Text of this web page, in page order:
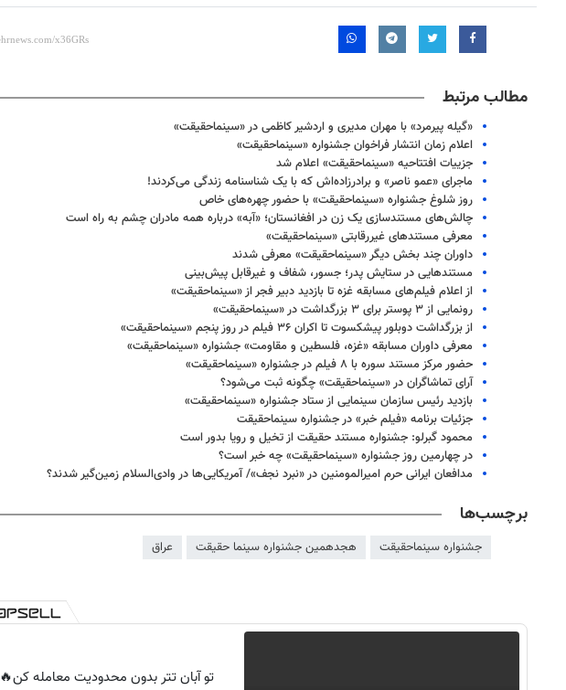
مطالب مرتبط
«گیله پیرمرد» با مهران مدیری و اردشیر کاظمی در «سینماحقیقت»
اعلام زمان انتشار فراخوان جشنواره «سینماحقیقت»
جزییات افتتاحیه «سینماحقیقت» اعلام شد
ماجرای «عمو ناصر» و برادرزاده‌اش که با یک شناسنامه زندگی می‌کردند!
روز شلوغ جشنواره «سینماحقیقت» با حضور چهره‌های خاص
چالش‌های مستندسازی یک زن در افغانستان؛ «آبه» درباره همه مادران چشم به راه است
معرفی مستندهای غیررقابتی «سینماحقیقت»
داوران چند بخش دیگر «سینماحقیقت» معرفی شدند
مستندهایی در ستایش پدر؛ جسور، شفاف و غیرقابل پیش‌بینی
از اعلام فیلم‌های مسابقه غزه تا بازدید دبیر فجر از «سینماحقیقت»
رونمایی از ۳ پوستر برای ۳ بزرگداشت در «سینماحقیقت»
از بزرگداشت دوبلور پیشکسوت تا اکران ۳۶ فیلم در روز پنجم «سینماحقیقت»
معرفی داوران مسابقه «غزه، فلسطین و مقاومت» جشنواره «سینماحقیقت»
حضور مرکز مستند سوره با ۸ فیلم در جشنواره «سینماحقیقت»
آرای تماشاگران در «سینماحقیقت» چگونه ثبت می‌شود؟
بازدید رئیس سازمان سینمایی از ستاد جشنواره «سینماحقیقت»
جزئیات برنامه «فیلم خبر» در جشنواره سینماحقیقت
محمود گبرلو: جشنواره مستند حقیقت از تخیل و رویا بدور است
در چهارمین روز جشنواره «سینماحقیقت» چه خبر است؟
مدافعان ایرانی حرم امیرالمومنین در «نبرد نجف»/ آمریکایی‌ها در وادی‌السلام زمین‌گیر شدند؟
برچسب‌ها
جشنواره سینماحقیقت هجدهمین جشنواره سینما حقیقت عراق
تو آبان تتر بدون محدودیت معامله کن🔥
روزنامه‌های ورزشی چهارشنبه ۱۴ مرداد ۱۴۰۵ روزنامه‌های صبح چهارشنبه ۱۴ مرداد ۱۴۰۵